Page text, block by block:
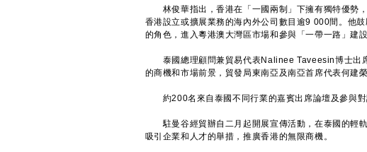
林俊華指出，香港在「一國兩制」下擁有獨特優勢
香港設立或擴展業務的海內外公司數目逾9 000間。他
的角色，進入粵港澳大灣區市場和參與「一帶一路」建
泰國總理顧問兼貿易代表Nalinee Taveesin博士出
的商機和市場前景，貿發局東南亞及南亞首席代表何建
約200名來自泰國不同行業的嘉賓出席論壇及參與對
駐曼谷經貿辦自二月起開展宣傳活動，在泰國的輕
吸引企業和人才的舉措，推廣香港的無限商機。